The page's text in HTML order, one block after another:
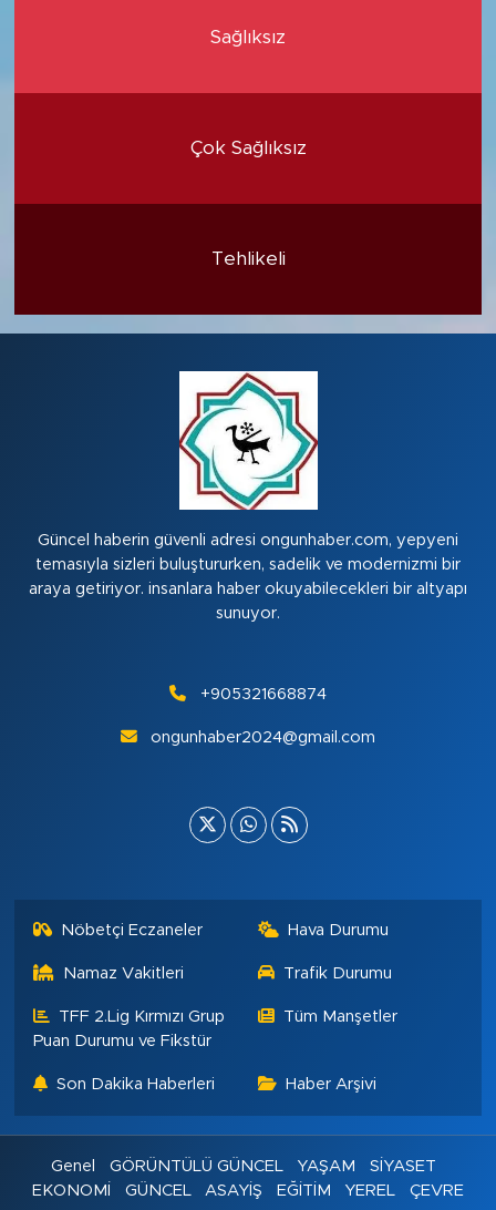
Sağlıksız
Çok Sağlıksız
Tehlikeli
Güncel haberin güvenli adresi ongunhaber.com, yepyeni
temasıyla sizleri buluştururken, sadelik ve modernizmi bir
araya getiriyor. insanlara haber okuyabilecekleri bir altyapı
sunuyor.
+905321668874
ongunhaber2024@gmail.com
Nöbetçi Eczaneler Hava Durumu
Namaz Vakitleri Trafik Durumu
TFF 2.Lig Kırmızı Grup
Puan Durumu ve Fikstür
Tüm Manşetler
Son Dakika Haberleri Haber Arşivi
Genel GÖRÜNTÜLÜ GÜNCEL YAŞAM
SİYASET
EKONOMİ
GÜNCEL ASAYİŞ EĞİTİM YEREL ÇEVRE